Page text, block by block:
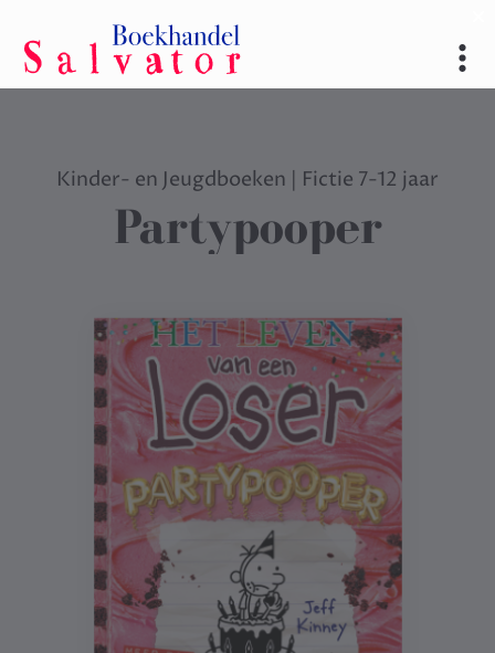
Kinder- en Jeugdboeken | Fictie 7-12 jaar
Partypooper